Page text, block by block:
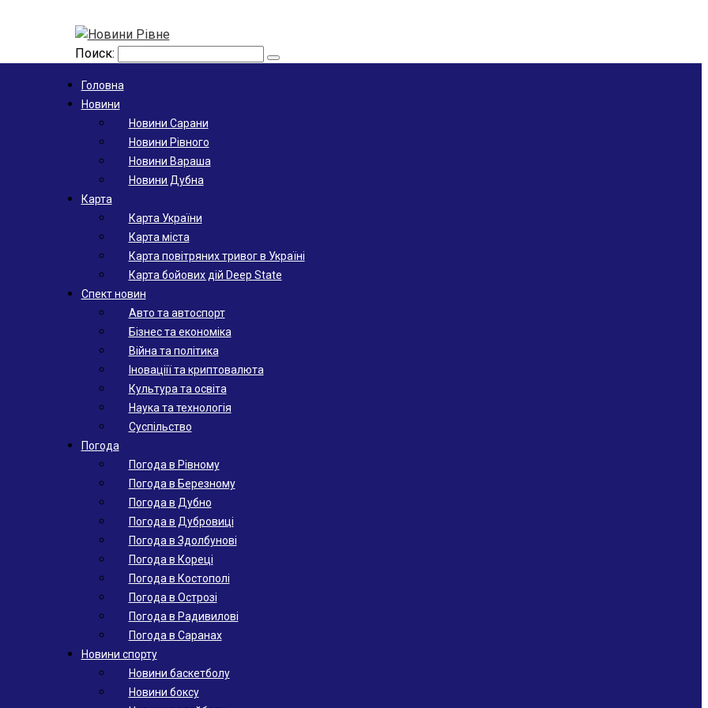
Поиск:
Головна
Новини
Новини Сарани
Новини Рівного
Новини Вараша
Новини Дубна
Карта
Карта України
Карта міста
Карта повітряних тривог в Україні
Карта бойових дій Deep State
Спект новин
Авто та автоспорт
Бізнес та економіка
Війна та політика
Іноваціії та криптовалюта
Культура та освіта
Наука та технологія
Суспільство
Погода
Погода в Рівному
Погода в Березному
Погода в Дубно
Погода в Дубровиці
Погода в Здолбунові
Погода в Кореці
Погода в Костополі
Погода в Острозі
Погода в Радивилові
Погода в Саранах
Новини спорту
Новини баскетболу
Новини боксу